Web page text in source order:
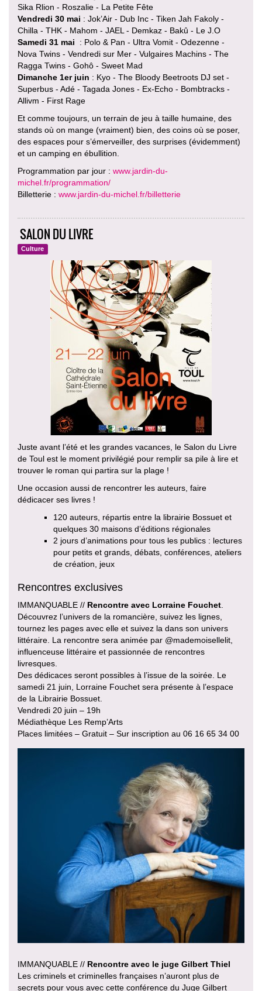
Sika Rlion - Roszalie - La Petite Fête
Vendredi 30 mai : Jok’Air - Dub Inc - Tiken Jah Fakoly -
Chilla - THK - Mahom - JAEL - Demkaz - Bakû - Le J.O
Samedi 31 mai
: Polo & Pan - Ultra Vomit - Odezenne -
Nova Twins - Vendredi sur Mer - Vulgaires Machins - The
Ragga Twins - Gohô - Sweet Mad
Dimanche 1er juin : Kyo - The Bloody Beetroots DJ set -
Superbus - Adé - Tagada Jones - Ex-Echo - Bombtracks -
Allivm - First Rage
Et comme toujours, un terrain de jeu à taille humaine, des
stands où on mange (vraiment) bien, des coins où se poser,
des espaces pour s’émerveiller, des surprises (évidemment)
et un camping en ébullition.
Programmation par jour : www.jardin-du-
michel.fr/programmation/
Billetterie : www.jardin-du-michel.fr/billetterie
SALON DU LIVRE
Culture
Juste avant l’été et les grandes vacances, le Salon du Livre
de Toul est le moment privilégié pour remplir sa pile à lire et
trouver le roman qui partira sur la plage !
Une occasion aussi de rencontrer les auteurs, faire
dédicacer ses livres !
120 auteurs, répartis entre la librairie Bossuet et
quelques 30 maisons d’éditions régionales
2 jours d’animations pour tous les publics : lectures
pour petits et grands, débats, conférences, ateliers
de création, jeux
Rencontres exclusives
IMMANQUABLE // Rencontre avec Lorraine Fouchet
Découvrez l’univers de la romancière, suivez les lignes,
tournez les pages avec elle et suivez la dans son univers
littéraire. La rencontre sera animée par @mademoisellelit,
influenceuse littéraire et passionnée de rencontres
livresques.
Des dédicaces seront possibles à l’issue de la soirée. Le
samedi 21 juin, Lorraine Fouchet sera présente à l’espace
de la Librairie Bossuet.
Vendredi 20 juin – 19h
Médiathèque Les Remp’Arts
Places limitées – Gratuit – Sur inscription au 06 16 65 34 00
IMMANQUABLE // Rencontre avec le juge Gilbert Thiel
Les criminels et criminelles françaises n’auront plus de
secrets pour vous avec cette conférence du Juge Gilbert